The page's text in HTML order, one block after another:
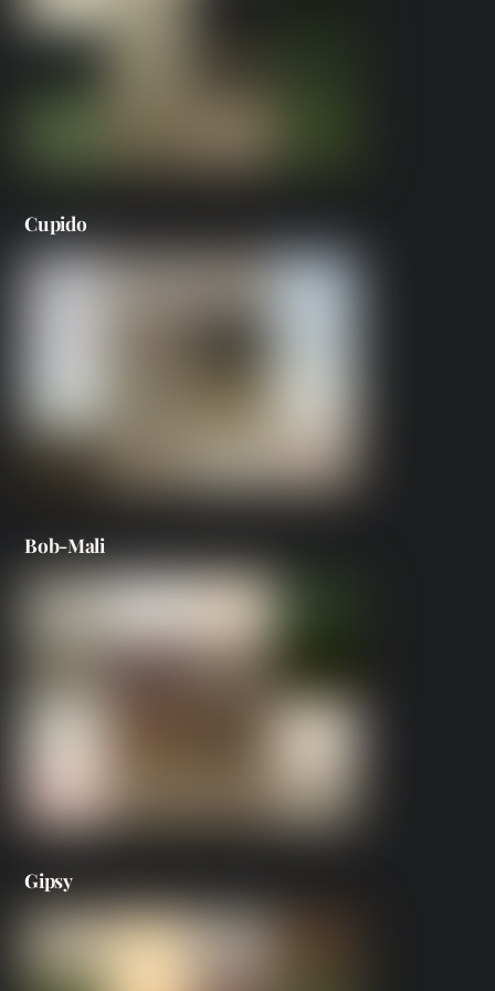
Cupido
Bob-Mali
Gipsy